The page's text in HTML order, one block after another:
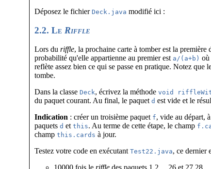
Déposez le fichierDeck.java modifié ici :
2.2. Le Riffle
Lors duriffle, la prochaine carte à tomber est la
probabilité qu'elle appartienne au premier est a/(a+b) où
reflète assez bien ce qui se passe en pratique. Notez que
tombe.
Dans la classeDeck, écrivez la méthodevoid
du paquet courant. Au final, le paquetd est vide et le
Indication : créer un troisième paquet f, vide au départ,
paquetsd etthis. Au terme de cette étape, le champ
champthis.cards à jour.
Testez votre code en exécutantTest22.java, ce dernier
10000 fois le riffle des paquets 1,2,...,26 et